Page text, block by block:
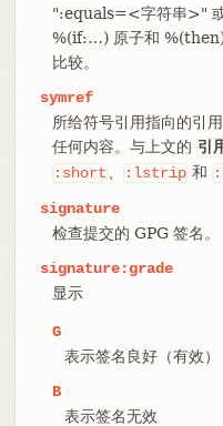
":equals=<字符串>"
%(if:…​) 原子和 %(then)
比较。
symref
所给符号引用指向的引
任何内容。与上文的 引
:short
:lstrip 和
signature
检查提交的 GPG 签名。
signature:grade
显示
G
表示签名良好（有效）
B
表示签名无效